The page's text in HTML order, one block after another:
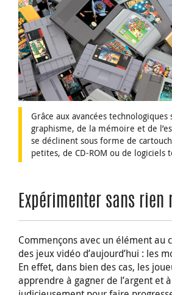
Grâce aux avancées technologiques
graphisme, de la mémoire et de
se déclinent sous forme de
petites, de CD-ROM ou de logiciels
Expérimenter sans rien
Commençons avec un élément
des jeux vidéo d’aujourd’hui : les
En effet, dans bien des cas, les
apprendre à gagner de l’argent et